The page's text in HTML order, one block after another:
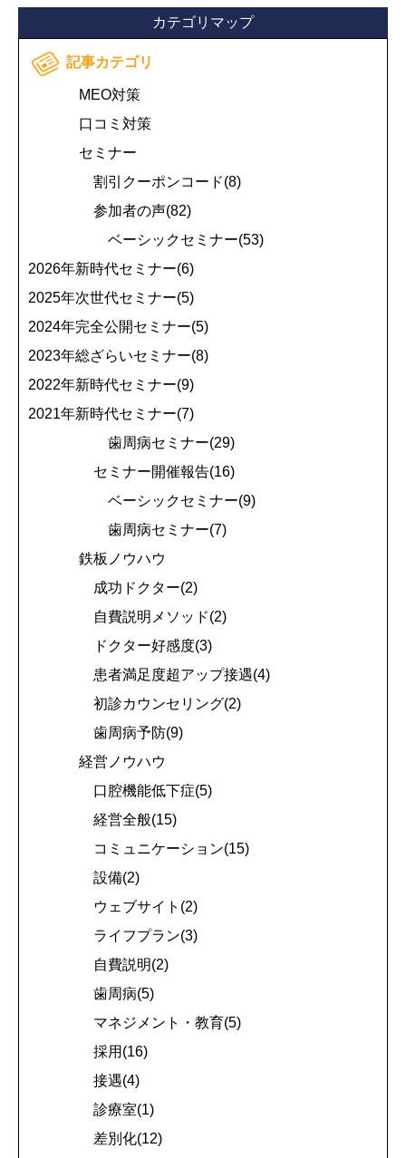
カテゴリマップ
記事カテゴリ
MEO対策
口コミ対策
セミナー
割引クーポンコード(8)
参加者の声(82)
ベーシックセミナー(53)
2026年新時代セミナー(6)
2025年次世代セミナー(5)
2024年完全公開セミナー(5)
2023年総ざらいセミナー(8)
2022年新時代セミナー(9)
2021年新時代セミナー(7)
歯周病セミナー(29)
セミナー開催報告(16)
ベーシックセミナー(9)
歯周病セミナー(7)
鉄板ノウハウ
成功ドクター(2)
自費説明メソッド(2)
ドクター好感度(3)
患者満足度超アップ接遇(4)
初診カウンセリング(2)
歯周病予防(9)
経営ノウハウ
口腔機能低下症(5)
経営全般(15)
コミュニケーション(15)
設備(2)
ウェブサイト(2)
ライフプラン(3)
自費説明(2)
歯周病(5)
マネジメント・教育(5)
採用(16)
接遇(4)
診療室(1)
差別化(12)